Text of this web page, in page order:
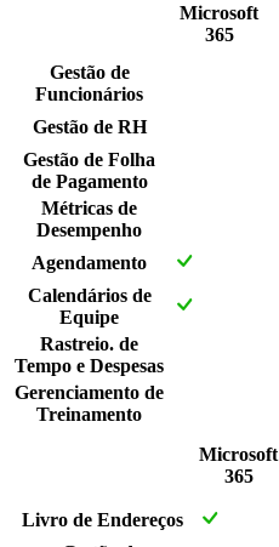
Microsoft
365
Gestão de
Funcionários
Gestão de RH
Gestão de Folha
de Pagamento
Métricas de
Desempenho
Agendamento
Calendários de
Equipe
Rastreio. de
Tempo e Despesas
Gerenciamento de
Treinamento
Microsoft
365
Livro de Endereços